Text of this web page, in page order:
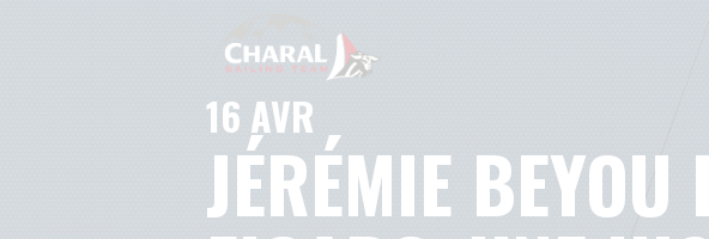
16 AVR
JÉRÉMIE